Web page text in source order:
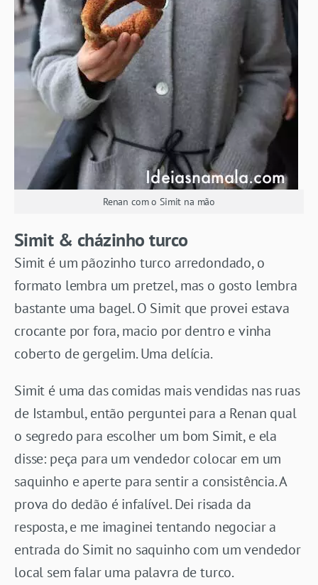
Renan com o Simit na mão
Simit & cházinho turco
Simit é um pãozinho turco arredondado, o
formato lembra um pretzel, mas o gosto lembra
bastante uma bagel. O Simit que provei estava
crocante por fora, macio por dentro e vinha
coberto de gergelim. Uma delícia.
Simit é uma das comidas mais vendidas nas ruas
de Istambul, então perguntei para a Renan qual
o segredo para escolher um bom Simit, e ela
disse: peça para um vendedor colocar em um
saquinho e aperte para sentir a consistência. A
prova do dedão é infalível. Dei risada da
resposta, e me imaginei tentando negociar a
entrada do Simit no saquinho com um vendedor
local sem falar uma palavra de turco.